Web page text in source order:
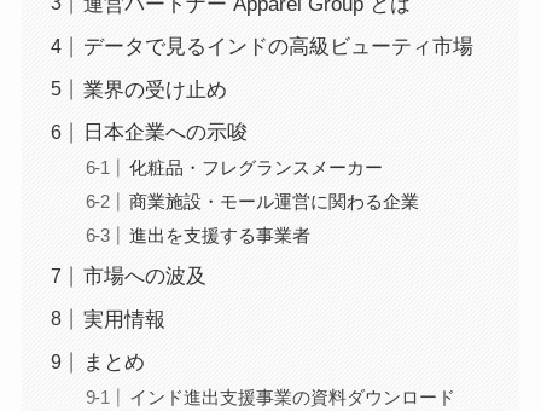
データで見るインドの高級ビューティ市場
業界の受け止め
日本企業への示唆
化粧品・フレグランスメーカー
商業施設・モール運営に関わる企業
進出を支援する事業者
市場への波及
実用情報
まとめ
インド進出支援事業の資料ダウンロード